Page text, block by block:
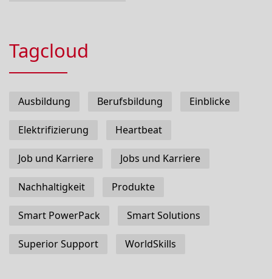
Tagcloud
Ausbildung Berufsbildung Einblicke
Elektrifizierung Heartbeat
Job und Karriere Jobs und Karriere
Nachhaltigkeit Produkte
Smart PowerPack Smart Solutions
Superior Support WorldSkills